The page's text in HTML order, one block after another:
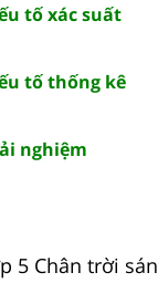
tố xác suất
tố thống kê
nghiệm
5 Chân trời